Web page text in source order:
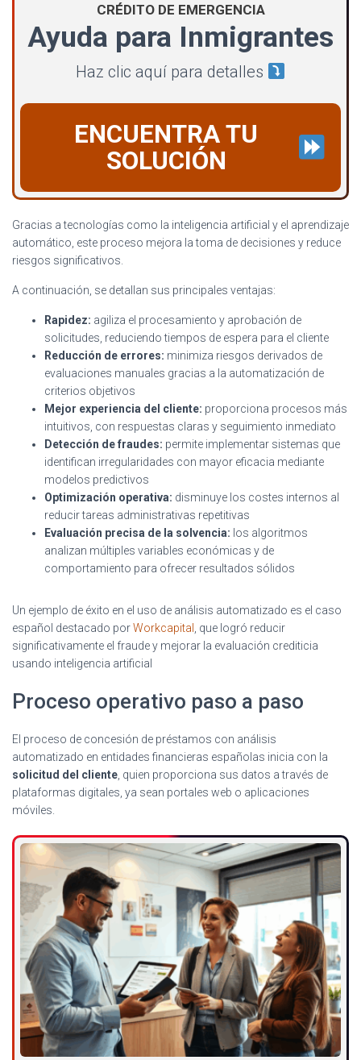
CRÉDITO DE EMERGENCIA
Ayuda para Inmigrantes
Haz clic aquí para detalles
ENCUENTRA TU
SOLUCIÓN
Gracias a tecnologías como la inteligencia artificial y el aprendizaje
automático, este proceso mejora la toma de decisiones y reduce
riesgos significativos.
A continuación, se detallan sus principales ventajas:
Rapidez: agiliza el procesamiento y aprobación de
solicitudes, reduciendo tiempos de espera para el cliente
Reducción de errores: minimiza riesgos derivados de
evaluaciones manuales gracias a la automatización de
criterios objetivos
Mejor experiencia del cliente: proporciona procesos más
intuitivos, con respuestas claras y seguimiento inmediato
Detección de fraudes: permite implementar sistemas que
identifican irregularidades con mayor eficacia mediante
modelos predictivos
Optimización operativa: disminuye los costes internos al
reducir tareas administrativas repetitivas
Evaluación precisa de la solvencia: los algoritmos
analizan múltiples variables económicas y de
comportamiento para ofrecer resultados sólidos
Un ejemplo de éxito en el uso de análisis automatizado es el caso
español destacado porWorkcapital
, que logró reducir
significativamente el fraude y mejorar la evaluación crediticia
usando inteligencia artificial
Proceso operativo paso a paso
El proceso de concesión de préstamos con análisis
automatizado en entidades financieras españolas inicia con la
solicitud del cliente , quien proporciona sus datos a través de
plataformas digitales, ya sean portales web o aplicaciones
móviles.